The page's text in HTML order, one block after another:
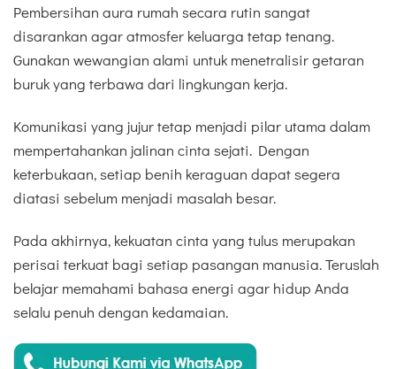
Pembersihan aura rumah secara rutin sangat
disarankan agar atmosfer keluarga tetap tenang.
Gunakan wewangian alami untuk menetralisir getaran
buruk yang terbawa dari lingkungan kerja.
Komunikasi yang jujur tetap menjadi pilar utama dalam
mempertahankan jalinan cinta sejati. Dengan
keterbukaan, setiap benih keraguan dapat segera
diatasi sebelum menjadi masalah besar.
Pada akhirnya, kekuatan cinta yang tulus merupakan
perisai terkuat bagi setiap pasangan manusia. Teruslah
belajar memahami bahasa energi agar hidup Anda
selalu penuh dengan kedamaian.